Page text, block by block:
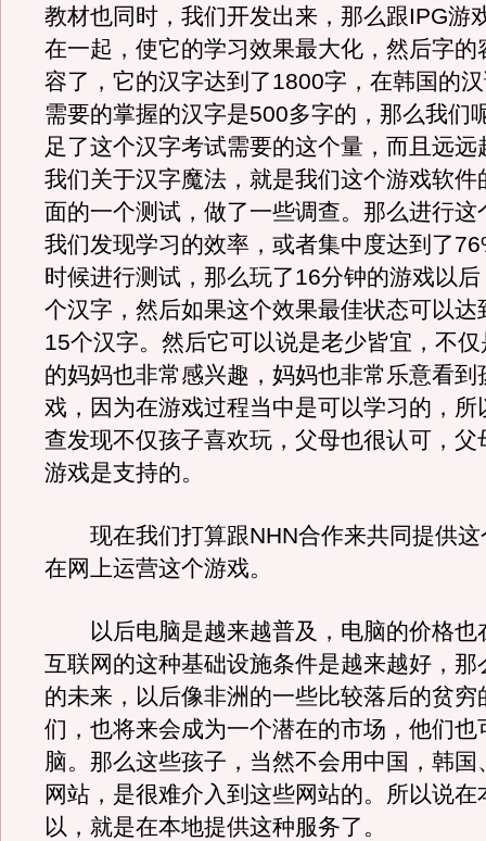
教材也同时，我们开发出来，那么跟IPG游
在一起，使它的学习效果最大化，然后字的
容了，它的汉字达到了1800字，在韩国的
需要的掌握的汉字是500多字的，那么我们
足了这个汉字考试需要的这个量，而且远远
我们关于汉字魔法，就是我们这个游戏软件
面的一个测试，做了一些调查。那么进行这
我们发现学习的效率，或者集中度达到了
时候进行测试，那么玩了16分钟的游戏以
个汉字，然后如果这个效果最佳状态可以达
15个汉字。然后它可以说是老少皆宜，不
的妈妈也非常感兴趣，妈妈也非常乐意看到
戏，因为在游戏过程当中是可以学习的，所
查发现不仅孩子喜欢玩，父母也很认可，父
游戏是支持的。
现在我们打算跟NHN合作来共同提供这
在网上运营这个游戏。
以后电脑是越来越普及，电脑的价格也
互联网的这种基础设施条件是越来越好，那
的未来，以后像非洲的一些比较落后的贫穷
们，也将来会成为一个潜在的市场，他们也
脑。那么这些孩子，当然不会用中国，韩国
网站，是很难介入到这些网站的。所以说在
以，就是在本地提供这种服务了。